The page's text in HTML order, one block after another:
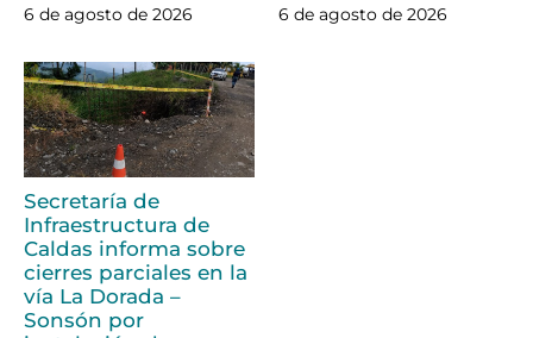
6 de agosto de 2026 6 de agosto de 2026
Secretaría de
Infraestructura de
Caldas informa sobre
cierres parciales en la
vía La Dorada –
Sonsón por